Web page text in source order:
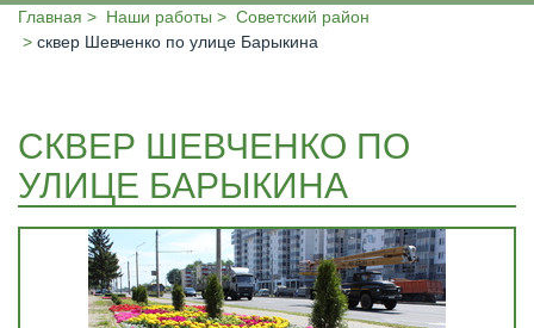
Главная Наши работы
Советский район
сквер Шевченко по улице Барыкина
СКВЕР ШЕВЧЕНКО ПО
УЛИЦЕ БАРЫКИНА